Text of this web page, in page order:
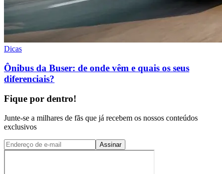
Dicas
Ônibus da Buser: de onde vêm e quais os seus
diferenciais?
Fique por dentro!
Junte-se a milhares de fãs que já recebem os nossos conteúdos
exclusivos
Assinar